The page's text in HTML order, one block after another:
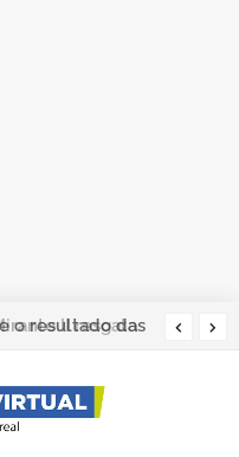
o resultado das